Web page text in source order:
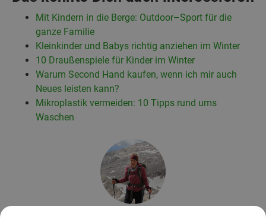
Mit Kindern in die Berge: Outdoor–Sport für die
ganze Familie
Kleinkinder und Babys richtig anziehen im Winter
10 Draußenspiele für Kinder im Winter
Warum Second Hand kaufen, wenn ich mir auch
Neues leisten kann?
Mikroplastik vermeiden: 10 Tipps rund ums
Waschen